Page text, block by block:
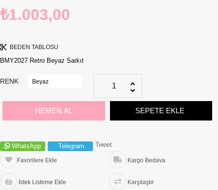
₺1.003,00
BEDEN TABLOSU
BMY2027 Retro Beyaz Sarkıt
RENK
Tweet
WhatsApp Telegram
Favorilere Ekle Kargo Bedava
İstek Listeme Ekle Karşılaştır